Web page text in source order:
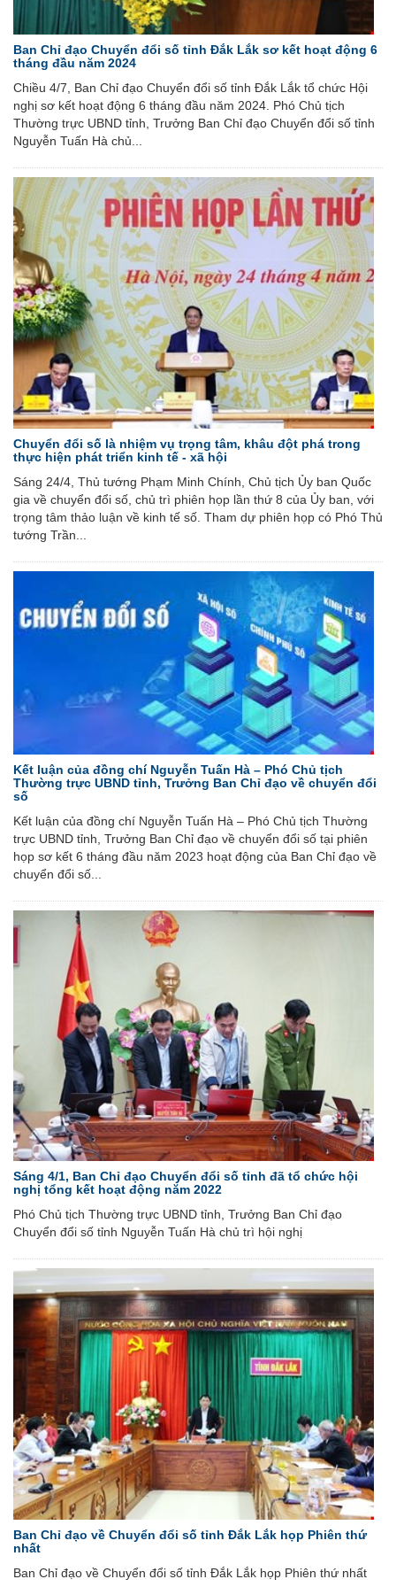
Ban Chỉ đạo Chuyển đổi số tỉnh Đắk Lắk sơ kết hoạt động 6
tháng đầu năm 2024
Chiều 4/7, Ban Chỉ đạo Chuyển đổi số tỉnh Đắk Lắk tổ chức Hội
nghị sơ kết hoạt động 6 tháng đầu năm 2024. Phó Chủ tịch
Thường trực UBND tỉnh, Trưởng Ban Chỉ đạo Chuyển đổi số tỉnh
Nguyễn Tuấn Hà chủ...
Chuyển đổi số là nhiệm vụ trọng tâm, khâu đột phá trong
thực hiện phát triển kinh tế - xã hội
Sáng 24/4, Thủ tướng Phạm Minh Chính, Chủ tịch Ủy ban Quốc
gia về chuyển đổi số, chủ trì phiên họp lần thứ 8 của Ủy ban, với
trọng tâm thảo luận về kinh tế số. Tham dự phiên họp có Phó Thủ
tướng Trần...
Kết luận của đồng chí Nguyễn Tuấn Hà – Phó Chủ tịch
Thường trực UBND tỉnh, Trưởng Ban Chỉ đạo về chuyển đổi
số
Kết luận của đồng chí Nguyễn Tuấn Hà – Phó Chủ tịch Thường
trực UBND tỉnh, Trưởng Ban Chỉ đạo về chuyển đổi số tại phiên
họp sơ kết 6 tháng đầu năm 2023 hoạt động của Ban Chỉ đạo về
chuyển đổi số...
Sáng 4/1, Ban Chỉ đạo Chuyển đổi số tỉnh đã tổ chức hội
nghị tổng kết hoạt động năm 2022
Phó Chủ tịch Thường trực UBND tỉnh, Trưởng Ban Chỉ đạo
Chuyển đổi số tỉnh Nguyễn Tuấn Hà chủ trì hội nghị
Ban Chỉ đạo về Chuyển đổi số tỉnh Đắk Lắk họp Phiên thứ
nhất
Ban Chỉ đạo về Chuyển đổi số tỉnh Đắk Lắk họp Phiên thứ nhất